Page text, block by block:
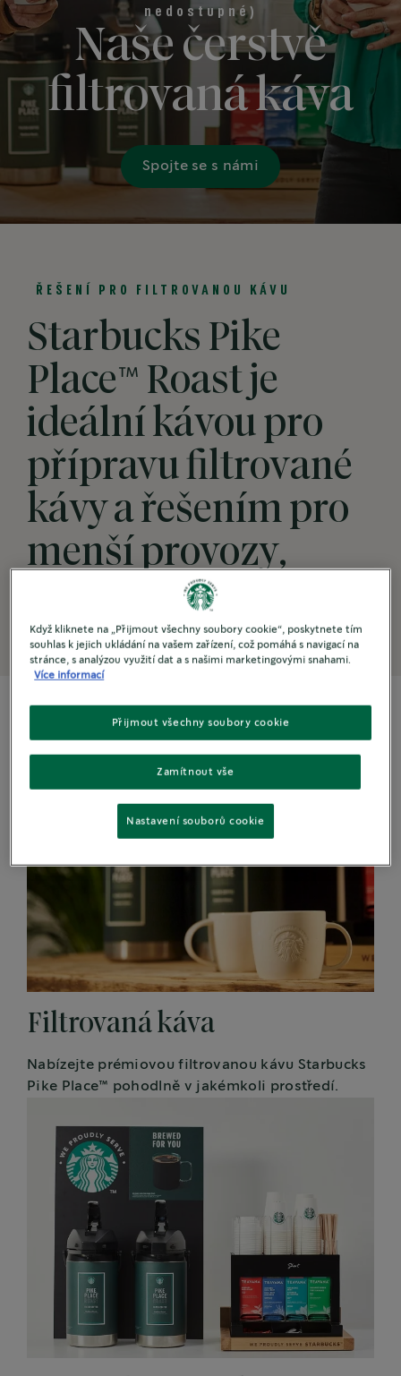
nedostupné)
Naše čerstvě
filtrovaná káva
Spojte se s námi
ŘEŠENÍ PRO FILTROVANOU KÁVU
Starbucks Pike
Place™ Roast je
ideální kávou pro
přípravu filtrované
kávy a řešením pro
menší provozy,
porady a akce.
Filtrovaná káva
Nabízejte prémiovou filtrovanou kávu Starbucks
Pike Place™ pohodlně v jakémkoli prostředí.
Když kliknete na „Přijmout všechny soubory cookie“, poskytnete tím
souhlas k jejich ukládání na vašem zařízení, což pomáhá s navigací na
stránce, s analýzou využití dat a s našimi marketingovými snahami.
Více informací
Zamítnout vše
Přijmout všechny soubory cookie
Nastavení souborů cookie